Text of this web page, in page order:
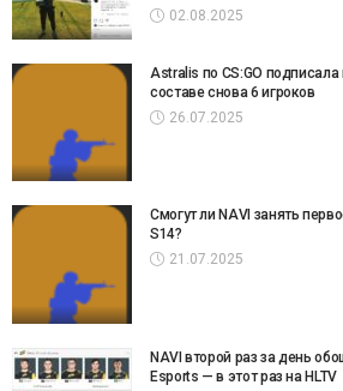
02.08.2025
Astralis по CS:GO
составе снова 6 игроков
26.07.2025
Смогут ли NAVI занять
S14?
21.07.2025
NAVI второй раз за день
Esports — в этот раз на HLTV